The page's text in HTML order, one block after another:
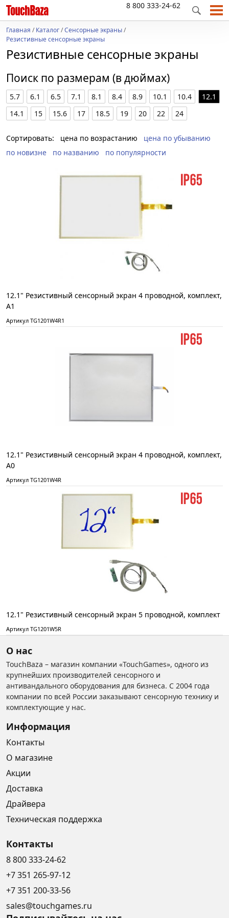
8 800 333-24-62
Главная /Каталог/Сенсорные экраны/
Резистивные сенсорные экраны
Резистивные сенсорные экраны
Поиск по размерам (в дюймах)
5.7 6.1 6.5 7.1 8.1 8.4 8.9 10.1 10.4
12.1
14.1
15 15.6 17 18.5 19 20 22 24
Сортировать: цена по возрастанию
цена по убыванию
по новизне
по названию по популярности
12.1" Резистивный сенсорный экран 4 проводной, комплект,
А1
Артикул TG1201W4R1
12.1" Резистивный сенсорный экран 4 проводной, комплект,
А0
Артикул TG1201W4R
12.1" Резистивный сенсорный экран 5 проводной, комплект
Артикул TG1201W5R
О нас
TouchBaza – магазин компании «TouchGames», одного из
крупнейших производителей сенсорного и
антивандального оборудования для бизнеса. С 2004 года
компании по всей России заказывают сенсорную технику и
комплектующие у нас.
Информация
Контакты
О магазине
Акции
Доставка
Драйвера
Техническая поддержка
Контакты
8 800 333-24-62
+7 351 265-97-12
+7 351 200-33-56
sales@touchgames.ru